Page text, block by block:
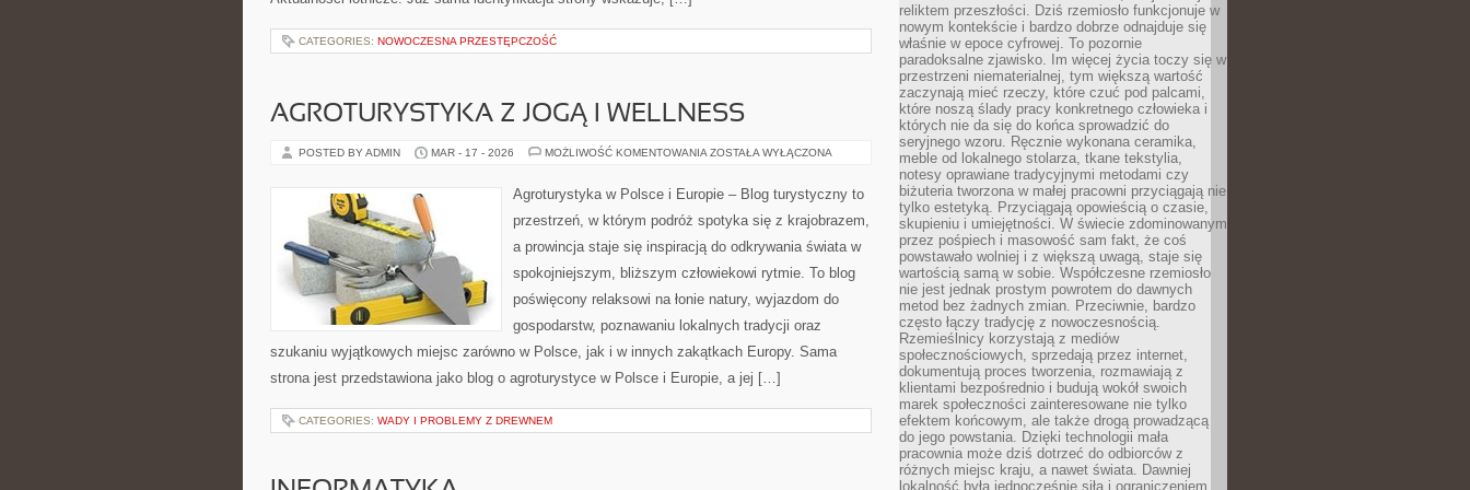
CATEGORIES: NOWOCZESNA PRZESTĘPCZOŚĆ
AGROTURYSTYKA Z JOGĄ I WELLNESS
POSTED BY ADMIN MAR - 17 - 2026 MOŻLIWOŚĆ KOMENTOWANIA AGROTURYSTYKA
WELLNESS
ZOSTAŁA WYŁĄCZONA
Agroturystyka w Polsce i Europie – Blog turystyczny to
przestrzeń, w którym podróż spotyka się z krajobrazem,
a prowincja staje się inspiracją do odkrywania świata w
spokojniejszym, bliższym człowiekowi rytmie. To blog
poświęcony relaksowi na łonie natury, wyjazdom do
gospodarstw, poznawaniu lokalnych tradycji oraz
szukaniu wyjątkowych miejsc zarówno w Polsce, jak i w innych zakątkach Europy. Sama
strona jest przedstawiona jako blog o agroturystyce w Polsce i Europie, a jej […]
CATEGORIES: WADY I PROBLEMY Z DREWNEM
reliktem przeszłości. Dziś rzemiosło funkcjonuje w
nowym kontekście i bardzo dobrze odnajduje się
właśnie w epoce cyfrowej. To pozornie
paradoksalne zjawisko. Im więcej życia toczy się w
przestrzeni niematerialnej, tym większą wartość
zaczynają mieć rzeczy, które czuć pod palcami,
które noszą ślady pracy konkretnego człowieka i
których nie da się do końca sprowadzić do
seryjnego wzoru. Ręcznie wykonana ceramika,
meble od lokalnego stolarza, tkane tekstylia,
notesy oprawiane tradycyjnymi metodami czy
biżuteria tworzona w małej pracowni przyciągają nie
tylko estetyką. Przyciągają opowieścią o czasie,
skupieniu i umiejętności. W świecie zdominowanym
przez pośpiech i masowość sam fakt, że coś
powstawało wolniej i z większą uwagą, staje się
wartością samą w sobie. Współczesne rzemiosło
nie jest jednak prostym powrotem do dawnych
metod bez żadnych zmian. Przeciwnie, bardzo
często łączy tradycję z nowoczesnością.
Rzemieślnicy korzystają z mediów
społecznościowych, sprzedają przez internet,
dokumentują proces tworzenia, rozmawiają z
klientami bezpośrednio i budują wokół swoich
marek społeczności zainteresowane nie tylko
efektem końcowym, ale także drogą prowadzącą
do jego powstania. Dzięki technologii mała
pracownia może dziś dotrzeć do odbiorców z
różnych miejsc kraju, a nawet świata. Dawniej
lokalność była jednocześnie siłą i ograniczeniem.